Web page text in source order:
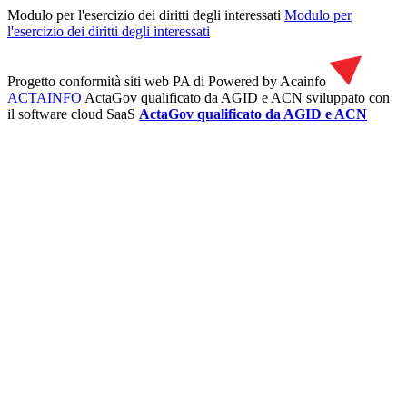
Modulo per l'esercizio dei diritti degli interessati Modulo per
l'esercizio dei diritti degli interessati
Progetto conformità siti web PA di Powered by Acainfo
ACTAINFO ActaGov qualificato da AGID e ACN sviluppato con
il software cloud SaaS ActaGov qualificato da AGID e ACN